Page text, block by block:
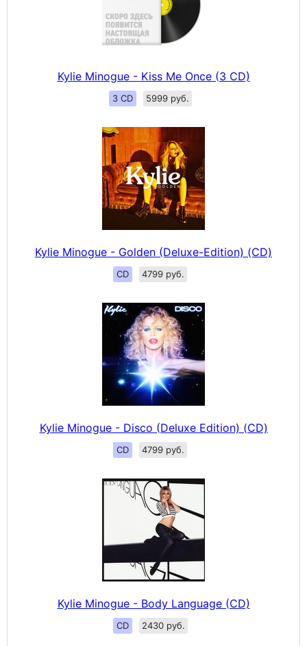
Kylie Minogue - Kiss Me Once (3 CD)
3 CD 5999 руб.
Kylie Minogue - Golden (Deluxe-Edition) (CD)
CD 4799 руб.
Kylie Minogue - Disco (Deluxe Edition) (CD)
CD 4799 руб.
Kylie Minogue - Body Language (CD)
CD 2430 руб.